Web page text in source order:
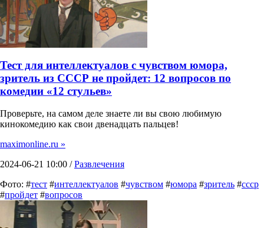
Тест для интеллектуалов с чувством юмора,
зритель из СССР не пройдет: 12 вопросов по
комедии «12 стульев»
Проверьте, на самом деле знаете ли вы свою любимую
кинокомедию как свои двенадцать пальцев!
maximonline.ru »
2024-06-21 10:00 /Развлечения
Фото: #тест #интеллектуалов #чувством #юмора #зритель #ссср
#пройдет #вопросов